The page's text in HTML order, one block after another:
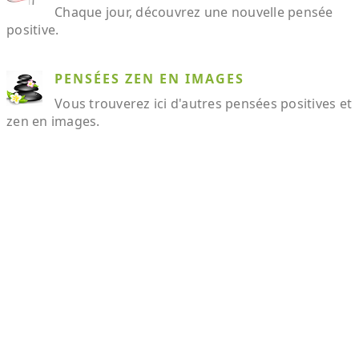
Chaque jour, découvrez une nouvelle pensée
positive.
PENSÉES ZEN EN IMAGES
Vous trouverez ici d'autres pensées positives et
zen en images.